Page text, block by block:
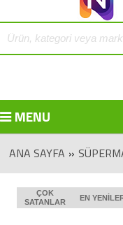
MENU
ANA SAYFA »
ÇOK
SATANLAR
EN